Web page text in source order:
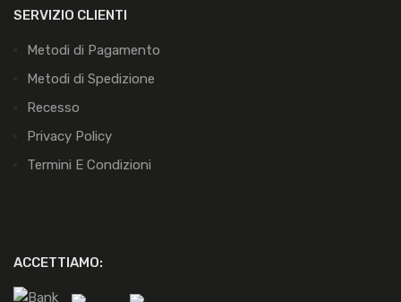
SERVIZIO CLIENTI
Metodi di Pagamento
Metodi di Spedizione
Recesso
Privacy Policy
Termini E Condizioni
ACCETTIAMO: